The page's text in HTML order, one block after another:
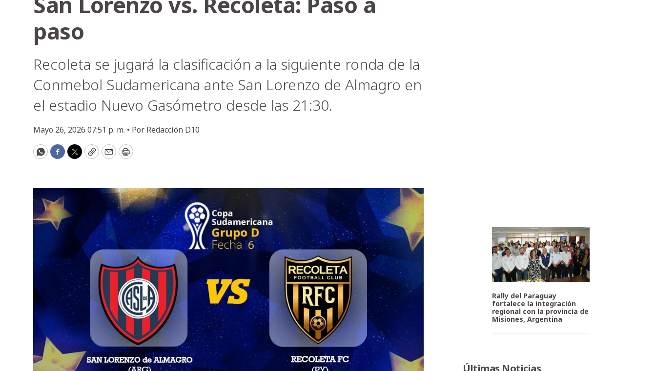
paso
Recoleta se jugará la clasificación a la siguiente ronda de la
Conmebol Sudamericana ante San Lorenzo de Almagro en
el estadio Nuevo Gasómetro desde las 21:30.
Mayo 26, 2026 07:51 p. m. • Por Redacción D10
WhatsApp
Facebook
Twitter
CopyEmailPrint
Rally del Paraguay
fortalece la integración
regional con la provincia de
Misiones, Argentina
Últimas Noticias